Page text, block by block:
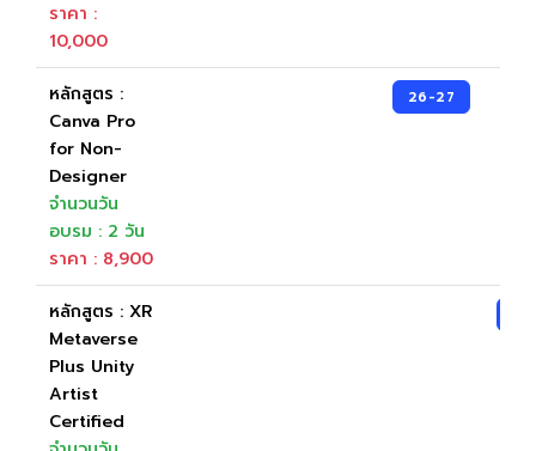
ราคา :
10,000
หลักสูตร :
Canva Pro
for Non-
Designer
จำนวนวัน
อบรม : 2 วัน
ราคา : 8,900
26-27
หลักสูตร : XR
Metaverse
Plus Unity
Artist
Certified